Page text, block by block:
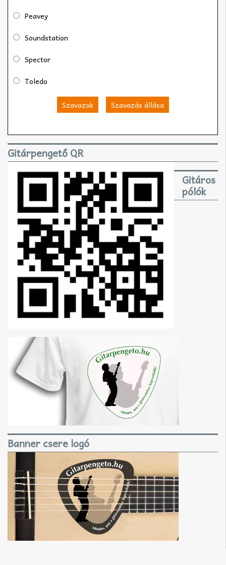
Peavey
Soundstation
Spector
Toledo
Szavazok Szavazás állása
Gitárpengető QR
Gitáros
pólók
Banner csere logó